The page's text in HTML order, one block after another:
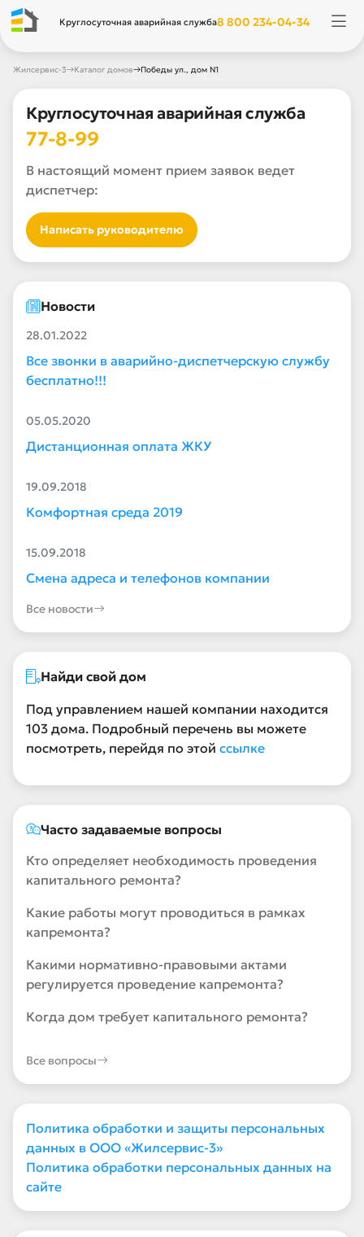
Круглосуточная аварийная служба8 800 234-04-34
Жилсервис-3→Каталог домов→Победы ул., дом N1
Круглосуточная аварийная служба
77-8-99
В настоящий момент прием заявок ведет
диспетчер:
Написать руководителю
Новости
28.01.2022
Все звонки в аварийно-диспетчерскую службу
бесплатно!!!
05.05.2020
Дистанционная оплата ЖКУ
19.09.2018
Комфортная среда 2019
15.09.2018
Смена адреса и телефонов компании
Все новости
Найди свой дом
Под управлением нашей компании находится
103 дома. Подробный перечень вы можете
посмотреть, перейдя по этой ссылке
Часто задаваемые вопросы
Кто определяет необходимость проведения
капитального ремонта?
Какие работы могут проводиться в рамках
капремонта?
Какими нормативно-правовыми актами
регулируется проведение капремонта?
Когда дом требует капитального ремонта?
Все вопросы
Политика обработки и защиты персональных
данных в ООО «Жилсервис-3»
Политика обработки персональных данных на
сайте